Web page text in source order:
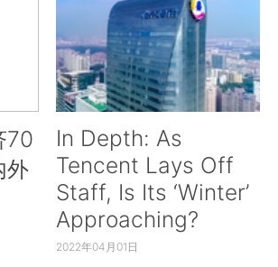
70
外
In Depth: As
Tencent Lays Off
Staff, Is Its ‘Winter’
Approaching?
2022年04月01日